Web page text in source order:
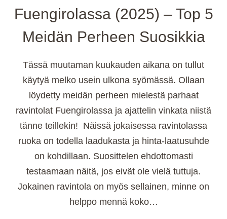
Fuengirolassa (2025) – Top 5
Meidän Perheen Suosikkia
Tässä muutaman kuukauden aikana on tullut
käytyä melko usein ulkona syömässä. Ollaan
löydetty meidän perheen mielestä parhaat
ravintolat Fuengirolassa ja ajattelin vinkata niistä
tänne teillekin! Näissä jokaisessa ravintolassa
ruoka on todella laadukasta ja hinta-laatusuhde
on kohdillaan. Suosittelen ehdottomasti
testaamaan näitä, jos eivät ole vielä tuttuja.
Jokainen ravintola on myös sellainen, minne on
helppo mennä koko…